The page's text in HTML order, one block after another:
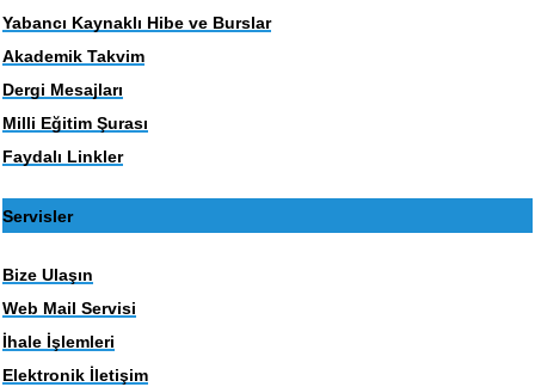
Yabancı Kaynaklı Hibe ve Burslar
Akademik Takvim
Dergi Mesajları
Milli Eğitim Şurası
Faydalı Linkler
Servisler
Bize Ulaşın
Web Mail Servisi
İhale İşlemleri
Elektronik İletişim